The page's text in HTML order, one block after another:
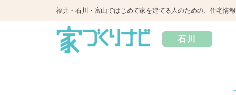
福井・石川・富山ではじめて家を建てる人のための、住宅情報
石川